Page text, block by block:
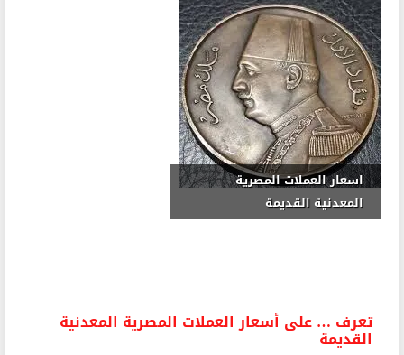
اسعار العملات المصرية
المعدنية القديمة
تعرف … على أسعار العملات المصرية المعدنية
القديمة